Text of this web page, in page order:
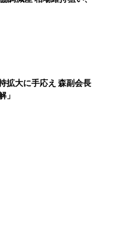
拡大に手応え 森副会長
」